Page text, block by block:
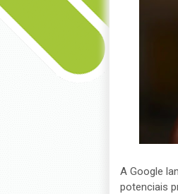
A Google
potenciais